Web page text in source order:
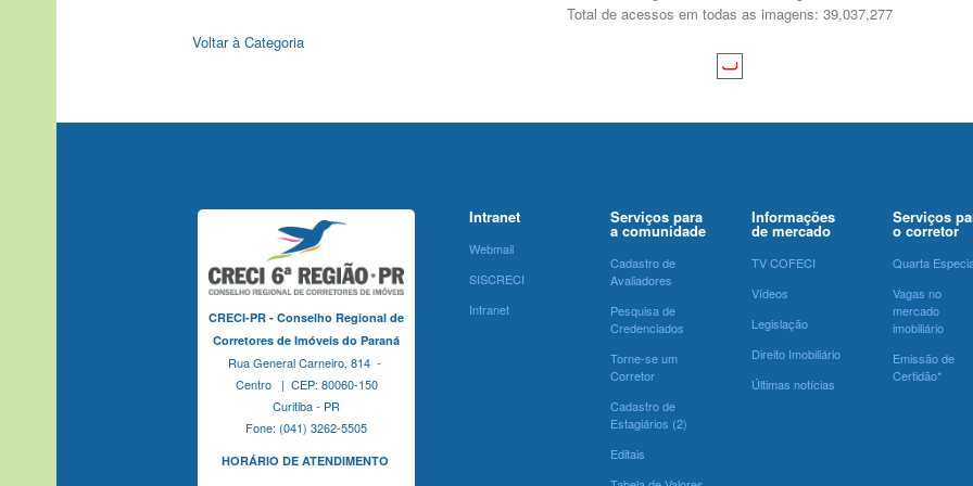
Total de acessos em todas as imagens: 39,037,277
Voltar à Categoria
CRECI-PR - Conselho Regional de
Corretores de Imóveis do Paraná
Rua General Carneiro, 814 -
Centro | CEP: 80060-150
Curitiba - PR
Fone: (041) 3262-5505
HORÁRIO DE ATENDIMENTO
Intranet
Webmail
SISCRECI
Intranet
Serviços para
a comunidade
Cadastro de
Avaliadores
Pesquisa de
Credenciados
Torne-se um
Corretor
Cadastro de
Estagiários (2)
Editais
Informações
de mercado
TV COFECI
Vídeos
Legislação
Direito Imobiliário
Últimas notícias
Serviços
o corretor
Quarta
Vagas no
mercado
imobiliário
Emissão de
Certidão*